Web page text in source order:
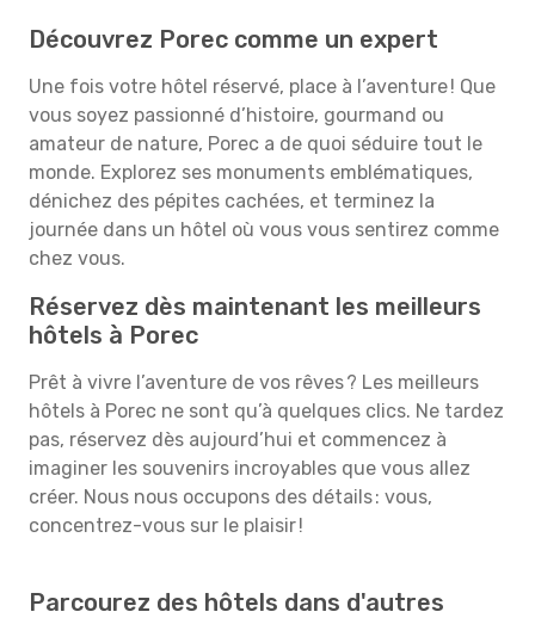
Découvrez Porec comme un expert
Une fois votre hôtel réservé, place à l’aventure ! Que
vous soyez passionné d’histoire, gourmand ou
amateur de nature, Porec a de quoi séduire tout le
monde. Explorez ses monuments emblématiques,
dénichez des pépites cachées, et terminez la
journée dans un hôtel où vous vous sentirez comme
chez vous.
Réservez dès maintenant les meilleurs
hôtels à Porec
Prêt à vivre l’aventure de vos rêves ? Les meilleurs
hôtels à Porec ne sont qu’à quelques clics. Ne tardez
pas, réservez dès aujourd’hui et commencez à
imaginer les souvenirs incroyables que vous allez
créer. Nous nous occupons des détails : vous,
concentrez-vous sur le plaisir !
Parcourez des hôtels dans d'autres